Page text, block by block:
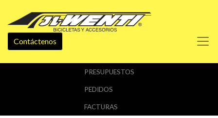
Contáctenos
PRESUPUESTOS
PEDIDOS
FACTURAS